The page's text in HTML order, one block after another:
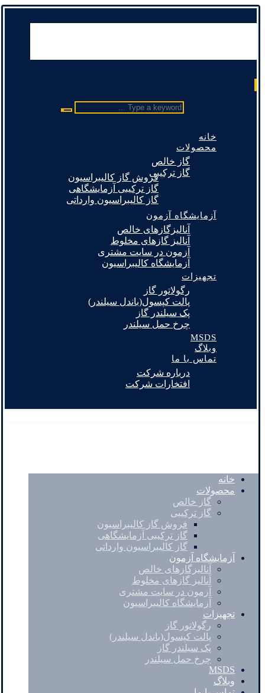
خانه
محصولات
گاز خالص
گاز ترکیبیفروش گاز کالیبراسیون
گاز ترکیبی آزمایشگاهی
گاز کالیبراسیون وارداتی
آزمایشگاه آزمون
آنالیزگازهای خالص
آنالیز گازهای مخلوط
آزمون در سایت مشتری
آزمایشگاه کالیبراسیون
تجهیزات
رگولاتور گاز
پالت کپسول(باندل سیلندر)
پک سیلندر گاز
چرخ حمل سیلندر
MSDS
وبلاگ
تماس با ما
درباره شرکت
افتخارات شرکت
خانه
محصولات
گاز خالص
گاز ترکیبی
فروش گاز کالیبراسیون
گاز ترکیبی آزمایشگاهی
گاز کالیبراسیون وارداتی
آزمایشگاه آزمون
آنالیزگازهای خالص
آنالیز گازهای مخلوط
آزمون در سایت مشتری
آزمایشگاه کالیبراسیون
تجهیزات
رگولاتور گاز
پالت کپسول(باندل سیلندر)
پک سیلندر گاز
چرخ حمل سیلندر
MSDS
وبلاگ